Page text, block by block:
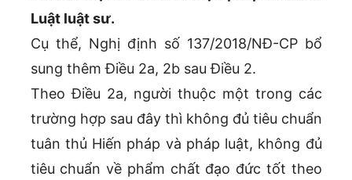
Luật luật sư.
Cụ thể, Nghị định số 137/2018/NĐ-CP bổ
sung thêm Điều 2a, 2b sau Điều 2.
Theo Điều 2a, người thuộc một trong các
trường hợp sau đây thì không đủ tiêu chuẩn
tuân thủ Hiến pháp và pháp luật, không đủ
tiêu chuẩn về phẩm chất đạo đức tốt theo